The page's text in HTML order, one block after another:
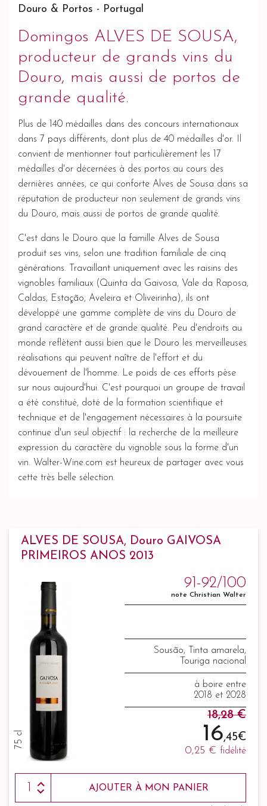
Douro & Portos - Portugal
Domingos ALVES DE SOUSA,
producteur de grands vins du
Douro, mais aussi de portos de
grande qualité.
Plus de 140 médailles dans des concours internationaux
dans 7 pays différents, dont plus de 40 médailles d'or. Il
convient de mentionner tout particulièrement les 17
médailles d'or décernées à des portos au cours des
dernières années, ce qui conforte Alves de Sousa dans sa
réputation de producteur non seulement de grands vins
du Douro, mais aussi de portos de grande qualité.
C'est dans le Douro que la famille Alves de Sousa
produit ses vins, selon une tradition familiale de cinq
générations. Travaillant uniquement avec les raisins des
vignobles familiaux (Quinta da Gaivosa, Vale da Raposa,
Caldas, Estação, Aveleira et Oliveirinha), ils ont
développé une gamme complète de vins du Douro de
grand caractère et de grande qualité. Peu d'endroits au
monde reflètent aussi bien que le Douro les merveilleuses
réalisations qui peuvent naître de l'effort et du
dévouement de l'homme. Le poids de ces efforts pèse
sur nous aujourd'hui. C'est pourquoi un groupe de travail
a été constitué, doté de la formation scientifique et
technique et de l'engagement nécessaires à la poursuite
continue d'un seul objectif : la recherche de la meilleure
expression du caractère du vignoble sous la forme d'un
vin. Walter-Wine.com est heureux de partager avec vous
cette très belle sélection.
ALVES DE SOUSA, Douro GAIVOSA
PRIMEIROS ANOS 2013
75 cl
91-92/100
note Christian Walter
Sousão, Tinta amarela,
Touriga nacional
à boire entre
2018 et 2028
18,28 €
16,45 €
0,25 € fidélité
AJOUTER À MON PANIER